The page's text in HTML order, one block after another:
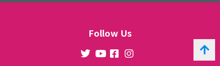
Follow Us